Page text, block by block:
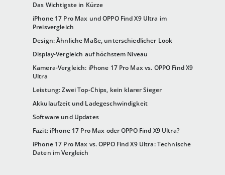
Das Wichtigste in Kürze
iPhone 17 Pro Max und OPPO Find X9 Ultra im
Preisvergleich
Design: Ähnliche Maße, unterschiedlicher Look
Display-Vergleich auf höchstem Niveau
Kamera-Vergleich: iPhone 17 Pro Max vs. OPPO Find X9
Ultra
Leistung: Zwei Top-Chips, kein klarer Sieger
Akkulaufzeit und Ladegeschwindigkeit
Software und Updates
Fazit: iPhone 17 Pro Max oder OPPO Find X9 Ultra?
iPhone 17 Pro Max vs. OPPO Find X9 Ultra: Technische
Daten im Vergleich